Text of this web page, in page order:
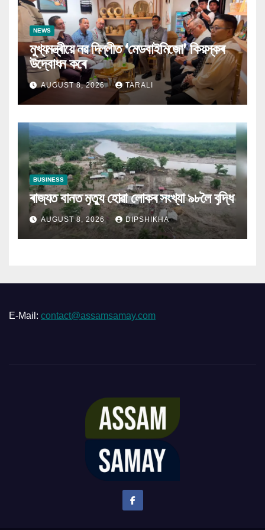
NEWS
মুখ্যমন্ত্ৰীয়ে নৱ দিল্লীত ‘মেডবাইমিজো’ কিয়স্কৰ
উদ্বোধন কৰে
AUGUST 8, 2026 TARALI
BUSINESS
ৰাজ্যত বানত মৃত্যু হোৱা লোকৰ সংখ্যা ৯৮লৈ বৃদ্ধি
AUGUST 8, 2026 DIPSHIKHA
E-Mail: contact@assamsamay.com